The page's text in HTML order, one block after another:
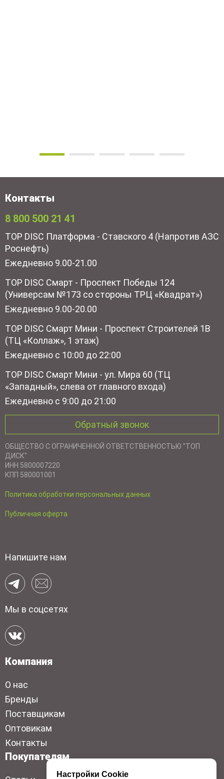
Контакты
8 800 500 21 41
TOP DISC Платформа - Ставского 4 (Напротив АЗС
Роснефть)
Ежедневно 9.00-21.00
TOP DISC Смарт - Проспект Победы 124
(Универсам №173 со стороны ТРЦ «Квадрат»)
Ежедневно 9.00-20.00
TOP DISC Смарт Мини - Проспект Строителей 1В
(ТЦ «Коллаж», 1 этаж)
Ежедневно с 10:00 до 22:00
TOP DISC Смарт Мини - ул. Мира 60 (ТЦ
«Западный», слева от главного входа)
Ежедневно с 9:00 до 21:00
Обратный звонок
ОБЩЕСТВО С ОГРАНИЧЕННОЙ ОТВЕТСТВЕННОСТЬЮ "ТОП
ДИСК"
ИНН 5800007220
КПП 580001001
Политика обработки персональных данных
Публичная оферта
Напишите нам
Мы в соцсетях
Компания
О нас
Бренды
Поставщикам
Оптовикам
Контакты
Покупателям
Настройки Cookie